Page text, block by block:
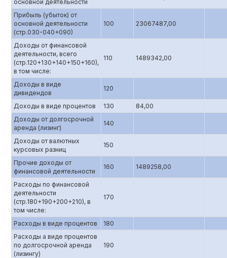
основной деятельности
Прибыль (убыток) от
основной деятельности
(стр.0З0-040+090)
100 23067487,00
Доходы от финансовой
деятельности, всего
(стр.120+130+140+150+160),
в том числе:
110 1489342,00
Доходы в виде
дивидендов
120
Доходы в виде процентов 130
84,00
Доходы от долгосрочной
аренда (лизинг)
140
Доходы от валютных
курсовых разниц
150
Прочие доходы от
финансовой деятельности
160 1489258,00
Расходы по финансовой
деятельности
(стр.180+190+200+210), в
том числе:
170
Расходы в виде процентов
180
Расходы а виде процентов
по долгосрочной аренда
(лизингу)
190